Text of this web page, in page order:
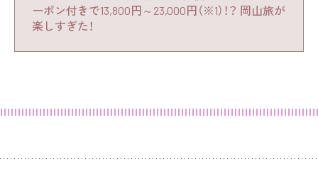
ーポン付きで13,800円～23,000円（※1）！？ 岡山旅が
楽しすぎた！